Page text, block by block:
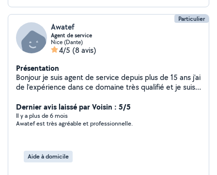
Particulier
Awatef
Agent de service
Nice (Dante)
4/5 (8 avis)
Présentation
Bonjour je suis agent de service depuis plus de 15 ans j'ai
de l'expérience dans ce domaine très qualifié et je suis
l'expérience auprès des personnes âgées je serais ravie
de vous aider.
Dernier avis laissé par Voisin : 5/5
Il y a plus de 6 mois
Awatef est très agréable et professionnelle.
Aide à domicile